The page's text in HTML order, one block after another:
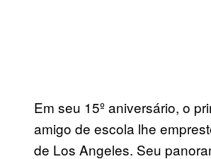
Em seu 15º aniversário, o
amigo de escola lhe
de Los Angeles. Seu